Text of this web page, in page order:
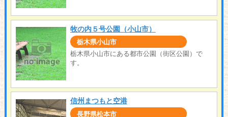
牧の内５号公園（小山市）
栃木県小山市
栃木県小山市にある都市公園（街区公園）で
す。
信州まつもと空港
長野県松本市